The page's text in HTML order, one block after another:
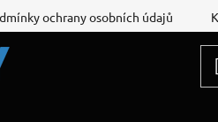
ochrany osobních údajů